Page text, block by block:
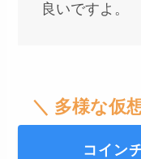
良いですよ。
＼ 多様な仮
コイン